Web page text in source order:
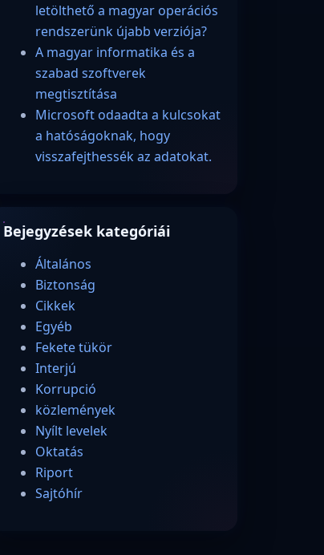
letölthető a magyar operációs
rendszerünk újabb verziója?
A magyar informatika és a
szabad szoftverek
megtisztítása
Microsoft odaadta a kulcsokat
a hatóságoknak, hogy
visszafejthessék az adatokat.
Bejegyzések kategóriái
Általános
Biztonság
Cikkek
Egyéb
Fekete tükör
Interjú
Korrupció
közlemények
Nyílt levelek
Oktatás
Riport
Sajtóhír